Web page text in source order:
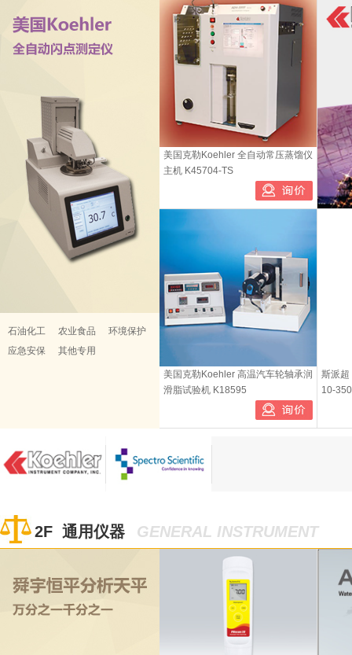
宝予德 恒温金属浴（带热盖）HB-T2-A
室温-100℃ 20x0.5ml+15x1.5ml
已有0人购买
上海精宏 真空干燥箱 DZF-6090 立式
置4L真空泵
已有1人
斯派超 红外水中油 水中油分析仪 反射
工业废水循环水 FOG ATR
四川禾业 V310创新一代库伦法水分测
石油化工 农业食品
环境保护
应急安保
其他专用
美国克勒Koehler 全自动常压蒸馏仪
主机 K45704-TS
美国克勒Koehler 高温汽车轮轴承润
滑脂试验机 K18595
斯派超
10-
2F 通用仪器 GENERAL INSTRUMENT